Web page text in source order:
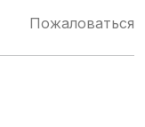
Пожаловаться